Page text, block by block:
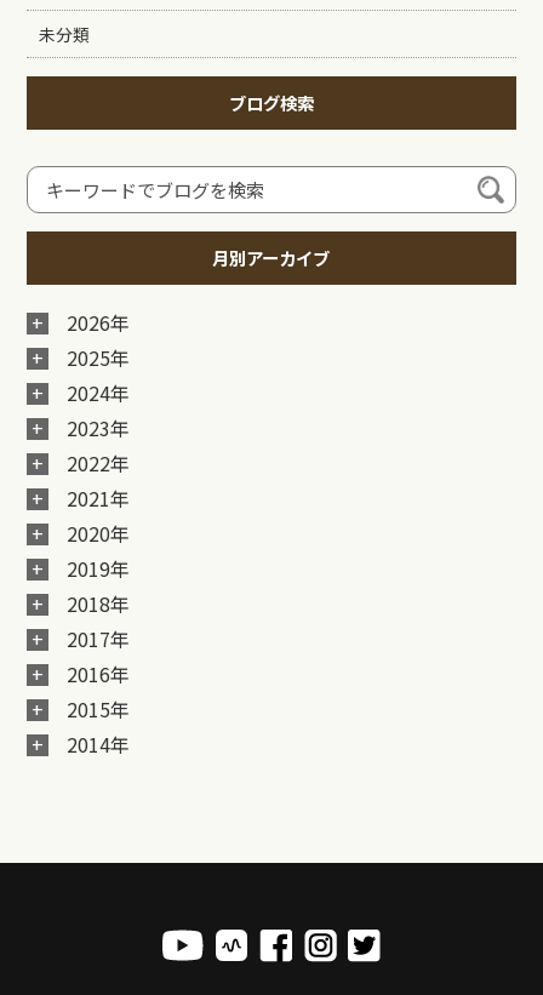
未分類
ブログ検索
月別アーカイブ
2026年
2025年
2024年
2023年
2022年
2021年
2020年
2019年
2018年
2017年
2016年
2015年
2014年